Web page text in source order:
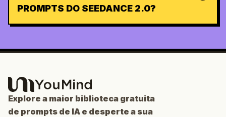
PROMPTS DO SEEDANCE 2.0?
Explore a maior biblioteca gratuita
de prompts de IA e desperte a sua